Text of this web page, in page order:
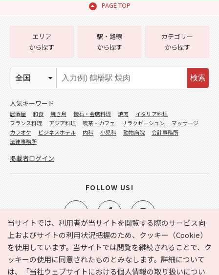
PAGE TOP
当サイトでは、利用者が当サイトを閲覧する際のサービス向
上およびサイトの利用状況把握のため、クッキー（Cookie）
を使用しています。当サイトでは閲覧を継続されることで、ク
ッキーの使用に同意されたものとみなします。詳細について
は、
「当社ウェブサイトにおける個人情報の取り扱いについ
e-NAVITA（イーナビタ）とは？ お気に入り
ヘルプ
利用規約
個人情報の取り扱いについて
運営会社
エリア
から探す
駅・路線
から探す
カテゴリー
から探す
検索
人気キーワード
居酒屋 和食 焼き鳥 懐石・会席料理 焼肉
イタリア料理
フランス料理
アジア料理 喫茶・カフェ リラクゼーション
マッサージ
カラオケ
ビジネスホテル 内科 小児科 動物病院
会計事務所
法律事務所
掲載者ログイン
FOLLOW US!